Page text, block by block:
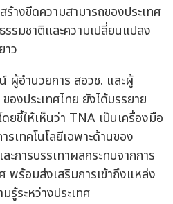
างขีดความสามารถของประเทศ
รมชาติและความเปลี่ยนแปลง
าว
ผู้อำนวยการ สอวช. และผู้
องประเทศไทย ยังได้บรรยาย
ยชี้ให้เห็นว่า TNA เป็นเครื่องมือ
เทคโนโลยีเฉพาะด้านของ
ะการบรรเทาผลกระทบจากการ
พร้อมส่งเสริมการเข้าถึงแหล่ง
รู้ระหว่างประเทศ